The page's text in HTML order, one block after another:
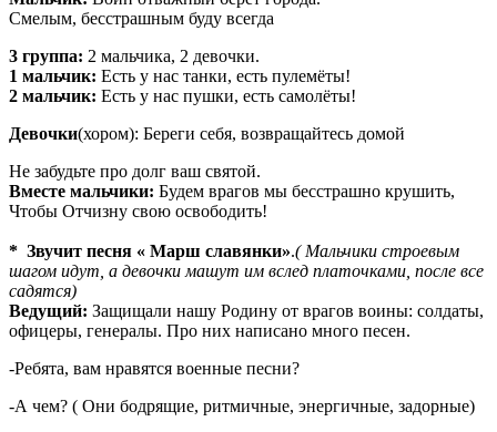
Смелым, бесстрашным буду всегда
3 группа: 2 мальчика, 2 девочки.
1 мальчик: Есть у нас танки, есть пулемёты!
2 мальчик: Есть у нас пушки, есть самолёты!
Девочки(хором): Береги себя, возвращайтесь домой
Не забудьте про долг ваш святой.
Вместе мальчики: Будем врагов мы бесстрашно крушить,
Чтобы Отчизну свою освободить!
* Звучит песня « Марш славянки».( Мальчики строевым
шагом идут, а девочки машут им вслед платочками, после все
садятся)
Ведущий: Защищали нашу Родину от врагов воины: солдаты,
офицеры, генералы. Про них написано много песен.
-Ребята, вам нравятся военные песни?
-А чем? ( Они бодрящие, ритмичные, энергичные, задорные)